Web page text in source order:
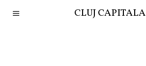
CLUJ CAPITALA